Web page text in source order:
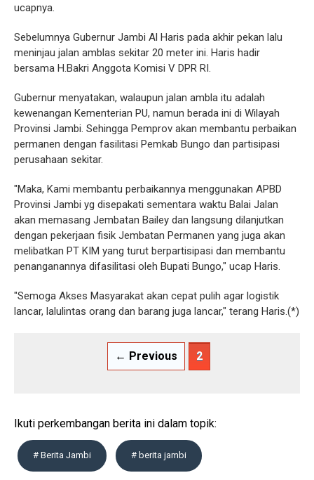
ucapnya.
Sebelumnya Gubernur Jambi Al Haris pada akhir pekan lalu
meninjau jalan amblas sekitar 20 meter ini. Haris hadir
bersama H.Bakri Anggota Komisi V DPR RI.
Gubernur menyatakan, walaupun jalan ambla itu adalah
kewenangan Kementerian PU, namun berada ini di Wilayah
Provinsi Jambi. Sehingga Pemprov akan membantu perbaikan
permanen dengan fasilitasi Pemkab Bungo dan partisipasi
perusahaan sekitar.
"Maka, Kami membantu perbaikannya menggunakan APBD
Provinsi Jambi yg disepakati sementara waktu Balai Jalan
akan memasang Jembatan Bailey dan langsung dilanjutkan
dengan pekerjaan fisik Jembatan Permanen yang juga akan
melibatkan PT KIM yang turut berpartisipasi dan membantu
penanganannya difasilitasi oleh Bupati Bungo," ucap Haris.
"Semoga Akses Masyarakat akan cepat pulih agar logistik
lancar, lalulintas orang dan barang juga lancar," terang Haris.(*)
← Previous 2
Ikuti perkembangan berita ini dalam topik:
# Berita Jambi # berita jambi